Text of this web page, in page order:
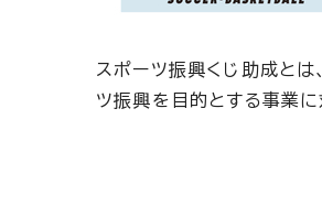
スポーツ振興くじ助成と
ツ振興を目的とする事業に